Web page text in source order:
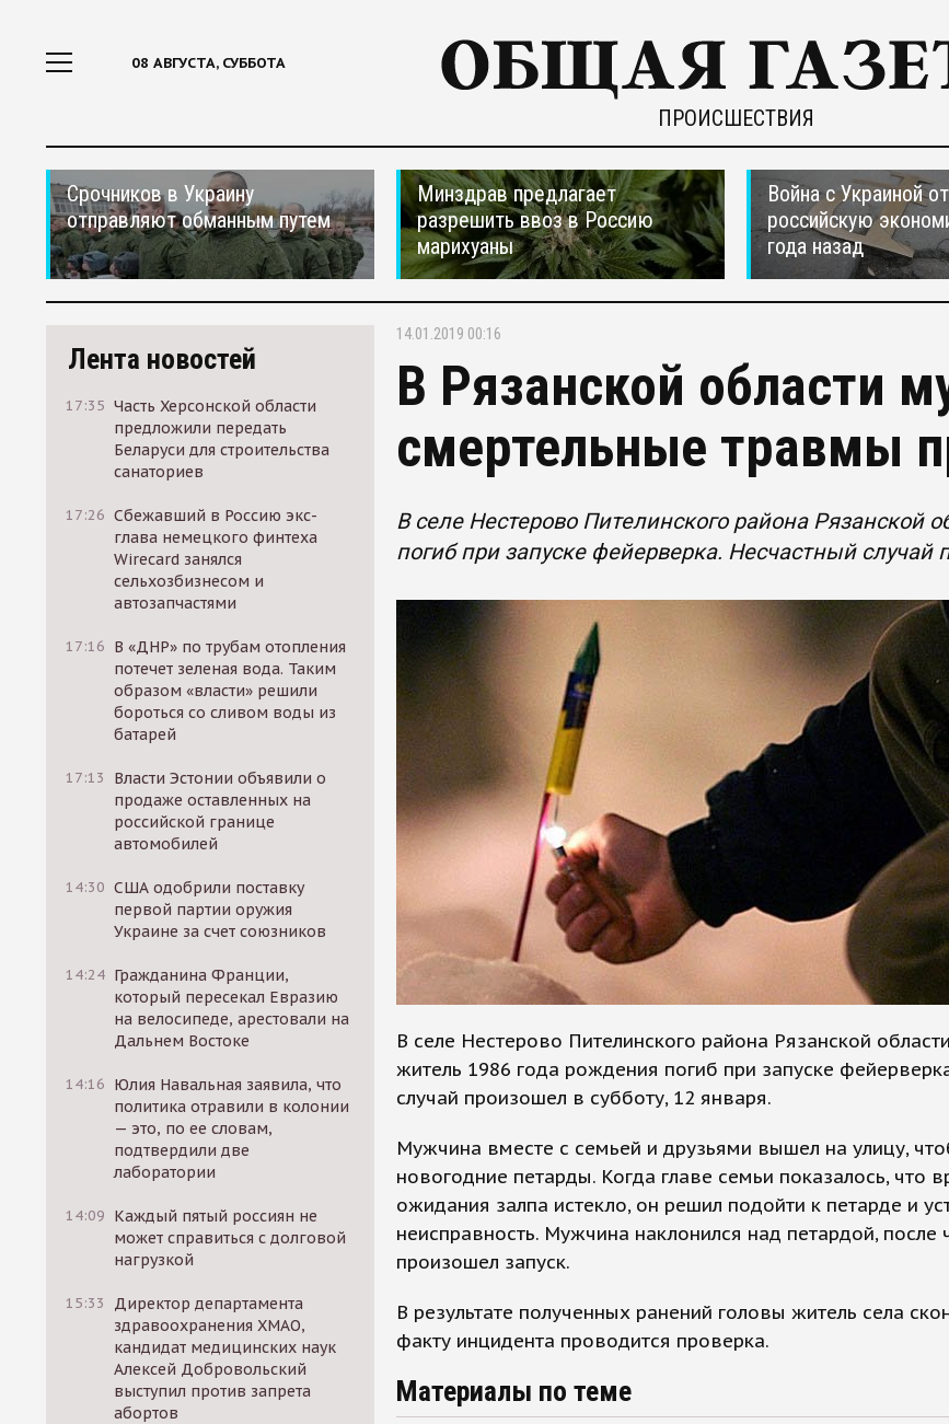
08 АВГУСТА, СУББОТА
ПРОИСШЕСТВИЯ
Срочников в Украину
отправляют обманным путем
Минздрав предлагает
разрешить ввоз в Россию
марихуаны
Война с Украиной
российскую
года назад
Лента новостей
17:35 Часть Херсонской области
предложили передать
Беларуси для строительства
санаториев
17:26 Сбежавший в Россию экс-
глава немецкого финтеха
Wirecard занялся
сельхозбизнесом и
автозапчастями
17:16 В «ДНР» по трубам отопления
потечет зеленая вода. Таким
образом «власти» решили
бороться со сливом воды из
батарей
17:13
Власти Эстонии объявили о
продаже оставленных на
российской границе
автомобилей
14:30 США одобрили поставку
первой партии оружия
Украине за счет союзников
14:24 Гражданина Франции,
который пересекал Евразию
на велосипеде, арестовали на
Дальнем Востоке
14:16 Юлия Навальная заявила, что
политика отравили в колонии
— это, по ее словам,
подтвердили две
лаборатории
14:09 Каждый пятый россиян не
может справиться с долговой
нагрузкой
15:33
Директор департамента
здравоохранения ХМАО,
кандидат медицинских наук
Алексей Добровольский
выступил против запрета
абортов
14.01.2019 00:16
В Рязанской области
смертельные травмы
В селе Нестерово Пителинского района Рязанской
погиб при запуске фейерверка. Несчастный случай
В селе Нестерово Пителинского района Рязанской
житель 1986 года рождения погиб при запуске
случай произошел в субботу, 12 января.
Мужчина вместе с семьей и друзьями вышел на улицу,
новогодние петарды. Когда главе семьи показалось, что
ожидания залпа истекло, он решил подойти к петарде и
неисправность. Мужчина наклонился над петардой, после
произошел запуск.
В результате полученных ранений головы житель села
факту инцидента проводится проверка.
Материалы по теме